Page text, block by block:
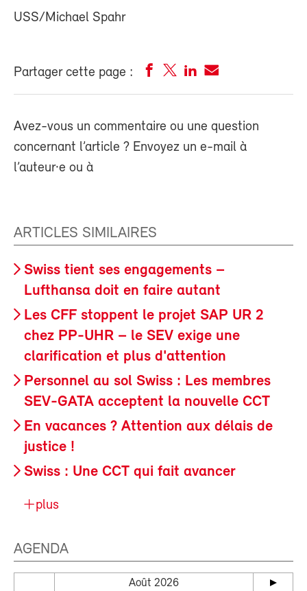
USS/Michael Spahr
Partager cette page :
Avez-vous un commentaire ou une question
concernant l’article ? Envoyez un e-mail à
l’auteur·e ou à
ARTICLES SIMILAIRES
Swiss tient ses engagements –
Lufthansa doit en faire autant
Les CFF stoppent le projet SAP UR 2
chez PP-UHR – le SEV exige une
clarification et plus d'attention
Personnel au sol Swiss : Les membres
SEV-GATA acceptent la nouvelle CCT
En vacances ? Attention aux délais de
justice !
Swiss : Une CCT qui fait avancer
plus
AGENDA
Août 2026